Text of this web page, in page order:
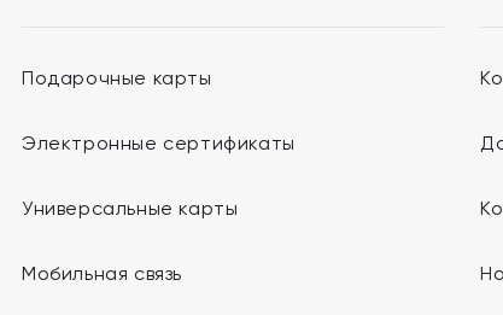
Подарочные карты
Электронные сертификаты
Универсальные карты
Мобильная связь